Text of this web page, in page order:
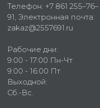
Телефон: +7 861 255–76–
91, Электронная почта:
zakaz@2557691.ru
Рабочие дни:
9:00 - 17:00 Пн-Чт
9:00 - 16:00 Пт
Выходной:
Сб.-Вс.